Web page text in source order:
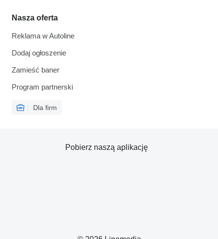
Nasza oferta
Reklama w Autoline
Dodaj ogłoszenie
Zamieść baner
Program partnerski
Dla firm
Pobierz naszą aplikację